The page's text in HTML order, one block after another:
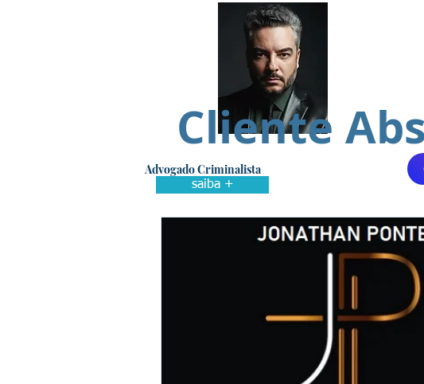
Cliente
Advogado Criminalista
saiba +